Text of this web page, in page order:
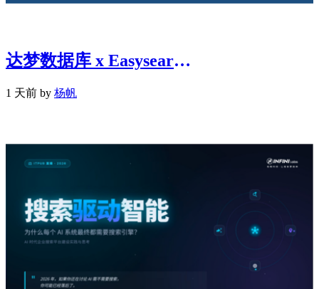
达梦数据库 x Easysearch：金融行业搜索与分析加速解决方案
1 天前 by 杨帆